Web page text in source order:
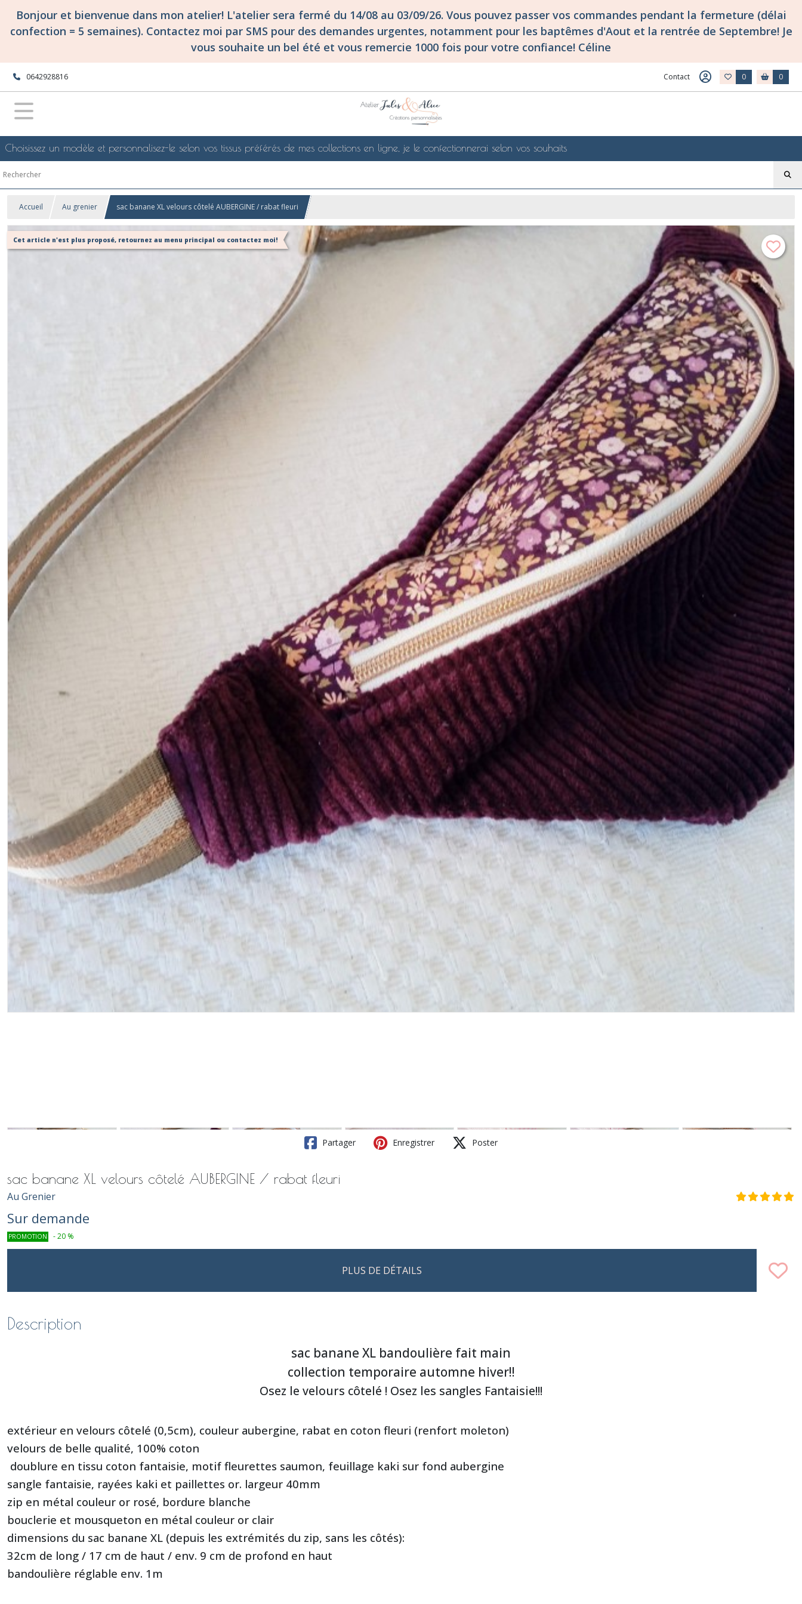
Bonjour et bienvenue dans mon atelier! L'atelier sera fermé du 14/08 au 03/09/26. Vous pouvez passer vos commandes pendant la fermeture (délai
confection = 5 semaines). Contactez moi par SMS pour des demandes urgentes, notamment pour les baptêmes d'Aout et la rentrée de Septembre! Je
vous souhaite un bel été et vous remercie 1000 fois pour votre confiance! Céline
0642928816 Contact 0 0
Choisissez un modèle et personnalisez-le selon vos tissus préférés de mes collections en ligne, je le confectionnerai selon vos souhaits
Accueil Au grenier sac banane XL velours côtelé AUBERGINE / rabat fleuri
Cet article n'est plus proposé, retournez au menu principal ou contactez moi!
Partager Enregistrer Poster
sac banane XL velours côtelé AUBERGINE / rabat fleuri
Au Grenier
Sur demande
PROMOTION -20 %
PLUS DE DÉTAILS
Description
sac banane XL bandoulière fait main
collection temporaire automne hiver!!
Osez le velours côtelé ! Osez les sangles Fantaisie!!!
extérieur en velours côtelé (0,5cm), couleur aubergine, rabat en coton fleuri (renfort moleton)
velours de belle qualité, 100% coton
doublure en tissu coton fantaisie, motif fleurettes saumon, feuillage kaki sur fond aubergine
sangle fantaisie, rayées kaki et paillettes or. largeur 40mm
zip en métal couleur or rosé, bordure blanche
bouclerie et mousqueton en métal couleur or clair
dimensions du sac banane XL (depuis les extrémités du zip, sans les côtés):
32cm de long / 17 cm de haut / env. 9 cm de profond en haut
bandoulière réglable env. 1m